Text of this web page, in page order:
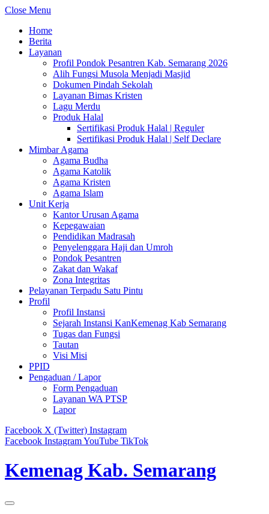
Close Menu
Home
Berita
Layanan
Profil Pondok Pesantren Kab. Semarang 2026
Alih Fungsi Musola Menjadi Masjid
Dokumen Pindah Sekolah
Layanan Bimas Kristen
Lagu Merdu
Produk Halal
Sertifikasi Produk Halal | Reguler
Sertifikasi Produk Halal | Self Declare
Mimbar Agama
Agama Budha
Agama Katolik
Agama Kristen
Agama Islam
Unit Kerja
Kantor Urusan Agama
Kepegawaian
Pendidikan Madrasah
Penyelenggara Haji dan Umroh
Pondok Pesantren
Zakat dan Wakaf
Zona Integritas
Pelayanan Terpadu Satu Pintu
Profil
Profil Instansi
Sejarah Instansi KanKemenag Kab Semarang
Tugas dan Fungsi
Tautan
Visi Misi
PPID
Pengaduan / Lapor
Form Pengaduan
Layanan WA PTSP
Lapor
Facebook X (Twitter) Instagram
Facebook InstagramYouTube TikTok
Kemenag Kab. Semarang